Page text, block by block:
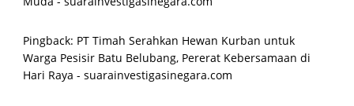
Pingback: PT Timah Serahkan Hewan Kurban untuk
Warga Pesisir Batu Belubang, Pererat Kebersamaan di
Hari Raya - suarainvestigasinegara.com